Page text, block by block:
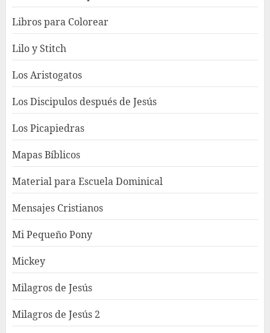
Libros para Colorear
Lilo y Stitch
Los Aristogatos
Los Discipulos después de Jesús
Los Picapiedras
Mapas Bíblicos
Material para Escuela Dominical
Mensajes Cristianos
Mi Pequeño Pony
Mickey
Milagros de Jesús
Milagros de Jesús 2